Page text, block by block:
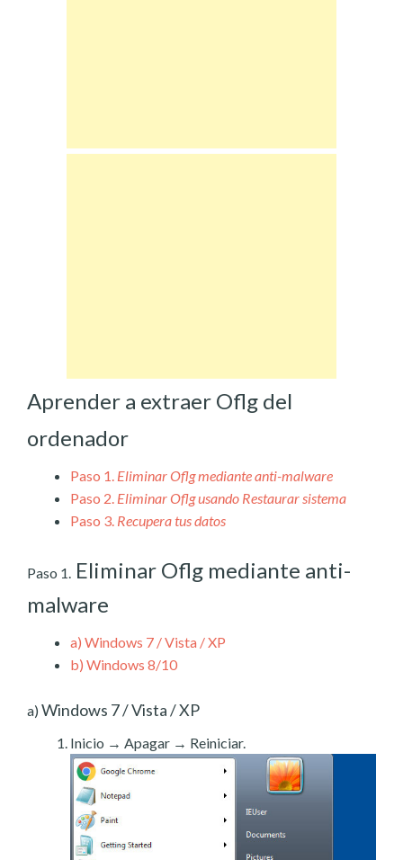
Aprender a extraer Oflg del
ordenador
Paso 1. Eliminar Oflg mediante anti-malware
Paso 2. Eliminar Oflg usando Restaurar sistema
Paso 3. Recupera tus datos
Paso 1. Eliminar Oflg mediante anti-
malware
a) Windows 7 / Vista / XP
b) Windows 8/10
a) Windows 7 / Vista / XP
Inicio → Apagar → Reiniciar.